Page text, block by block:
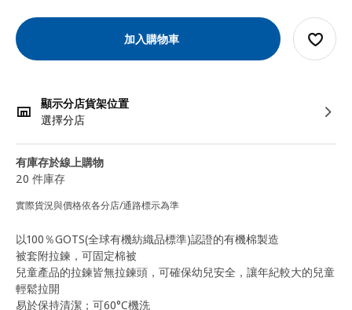
加入購物車
顯示分店貨架位置
選擇分店
有庫存於線上購物
20 件庫存
實際貨況與價格依各分店/通路標示為準
以100％GOTS(全球有機紡織品標準)認證的有機棉製造
被套附拉鍊，可固定棉被
兒童產品的拉鍊皆無拉鍊頭，可確保幼兒安全，讓年紀較大的兒童
輕鬆拉開
易於保持清潔；可60°C機洗